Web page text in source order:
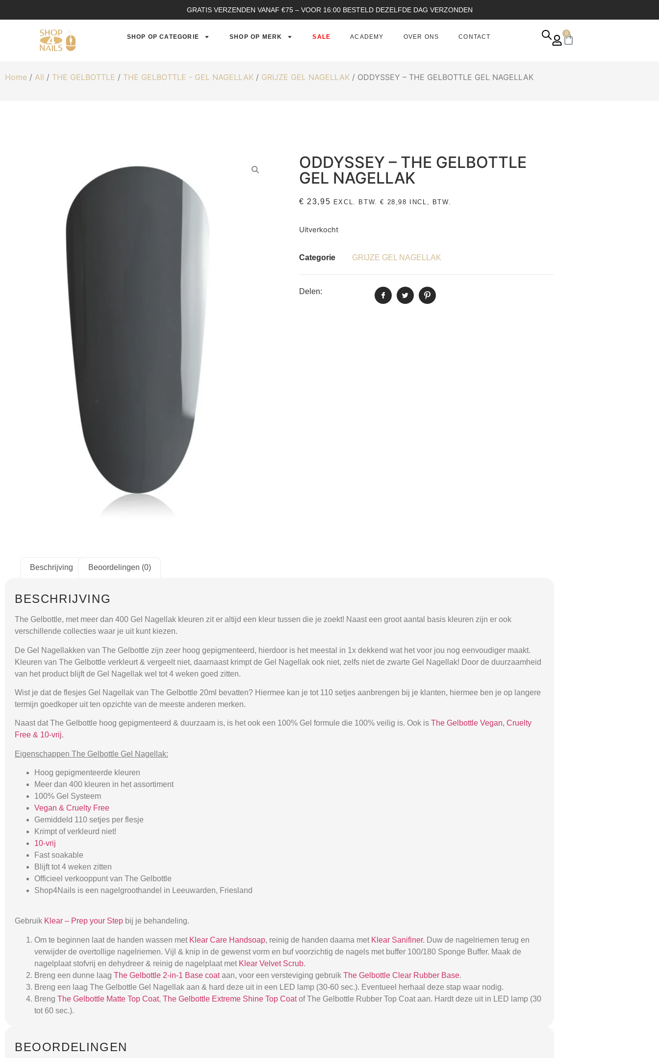
GRATIS VERZENDEN VANAF €75 – VOOR 16:00 BESTELD DEZELFDE DAG VERZONDEN
SHOP OP CATEGORIE SHOP OP MERK SALE ACADEMY OVER ONS CONTACT
0
Home / All / THE GELBOTTLE / THE GELBOTTLE - GEL NAGELLAK / GRIJZE GEL NAGELLAK / ODDYSSEY – THE GELBOTTLE GEL NAGELLAK
ODDYSSEY – THE GELBOTTLE
GEL NAGELLAK
€ 23,95 EXCL. BTW.€ 28,98 INCL, BTW.
Uitverkocht
Categorie GRIJZE GEL NAGELLAK
Delen:
Beschrijving Beoordelingen (0)
BESCHRIJVING
The Gelbottle, met meer dan 400 Gel Nagellak kleuren zit er altijd een kleur tussen die je zoekt! Naast een groot aantal basis kleuren zijn er ook
verschillende collecties waar je uit kunt kiezen.
De Gel Nagellakken van The Gelbottle zijn zeer hoog gepigmenteerd, hierdoor is het meestal in 1x dekkend wat het voor jou nog eenvoudiger maakt.
Kleuren van The Gelbottle verkleurt & vergeelt niet, daarnaast krimpt de Gel Nagellak ook niet, zelfs niet de zwarte Gel Nagellak! Door de duurzaamheid
van het product blijft de Gel Nagellak wel tot 4 weken goed zitten.
Wist je dat de flesjes Gel Nagellak van The Gelbottle 20ml bevatten? Hiermee kan je tot 110 setjes aanbrengen bij je klanten, hiermee ben je op langere
termijn goedkoper uit ten opzichte van de meeste anderen merken.
Naast dat The Gelbottle hoog gepigmenteerd & duurzaam is, is het ook een 100% Gel formule die 100% veilig is. Ook is The Gelbottle Vegan, Cruelty
Free & 10-vrij.
Eigenschappen The Gelbottle Gel Nagellak:
Hoog gepigmenteerde kleuren
Meer dan 400 kleuren in het assortiment
100% Gel Systeem
Vegan & Cruelty Free
Gemiddeld 110 setjes per flesje
Krimpt of verkleurd niet!
10-vrij
Fast soakable
Blijft tot 4 weken zitten
Officieel verkooppunt van The Gelbottle
Shop4Nails is een nagelgroothandel in Leeuwarden, Friesland
Gebruik Klear – Prep your Step bij je behandeling.
Om te beginnen laat de handen wassen met Klear Care Handsoap, reinig de handen daarna met Klear Sanifiner. Duw de nagelriemen terug en
verwijder de overtollige nagelriemen. Vijl & knip in de gewenst vorm en buf voorzichtig de nagels met buffer 100/180 Sponge Buffer. Maak de
nagelplaat stofvrij en dehydreer & reinig de nagelplaat met Klear Velvet Scrub.
Breng een dunne laag The Gelbottle 2-in-1 Base coataan, voor een versteviging gebruik The Gelbottle Clear Rubber Base.
Breng een laag The Gelbottle Gel Nagellak aan & hard deze uit in een LED lamp (30-60 sec.). Eventueel herhaal deze stap waar nodig.
Breng The Gelbottle Matte Top Coat, The Gelbottle Extreme Shine Top Coatof The Gelbottle Rubber Top Coat aan. Hardt deze uit in LED lamp (30
tot 60 sec.).
BEOORDELINGEN